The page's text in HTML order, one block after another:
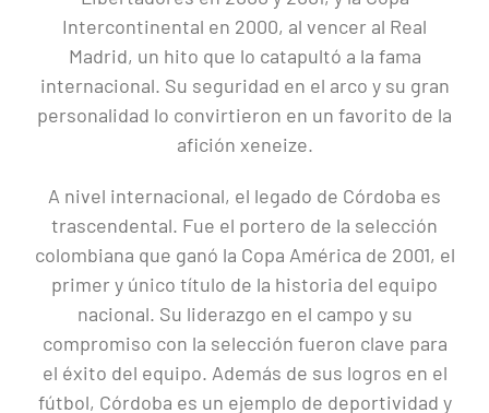
Intercontinental en 2000, al vencer al Real
Madrid, un hito que lo catapultó a la fama
internacional. Su seguridad en el arco y su gran
personalidad lo convirtieron en un favorito de la
afición xeneize.
A nivel internacional, el legado de Córdoba es
trascendental. Fue el portero de la selección
colombiana que ganó la Copa América de 2001, el
primer y único título de la historia del equipo
nacional. Su liderazgo en el campo y su
compromiso con la selección fueron clave para
el éxito del equipo. Además de sus logros en el
fútbol, Córdoba es un ejemplo de deportividad y